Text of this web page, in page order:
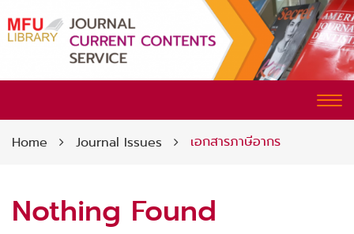
CURRENT CONTENTS SERVICE
Home Journal Issues เอกสารภาษีอากร
Nothing Found